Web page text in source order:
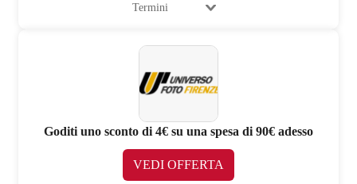
Termini
Goditi uno sconto di 4€ su una spesa di 90€ adesso
VEDI OFFERTA